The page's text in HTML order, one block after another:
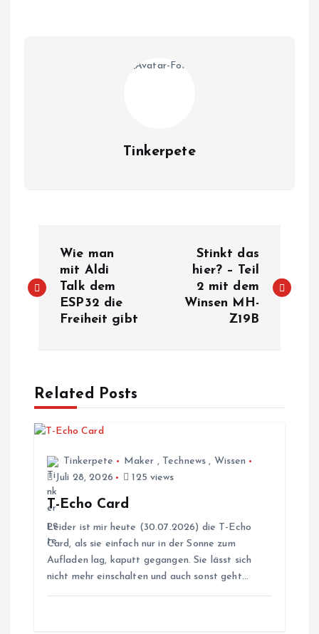
Tinkerpete
e
r
a
Wie man
mit Aldi
Talk dem
ESP32 die
Freiheit gibt
Stinkt das
hier? – Teil
2 mit dem
Winsen MH-
Z19B
Related Posts
Tinkerpete Maker , Technews , Wissen
Juli 28, 2026
125 views
T-Echo Card
Leider ist mir heute (30.07.2026) die T-Echo
Card, als sie einfach nur in der Sonne zum
Aufladen lag, kaputt gegangen. Sie lässt sich
nicht mehr einschalten und auch sonst geht…